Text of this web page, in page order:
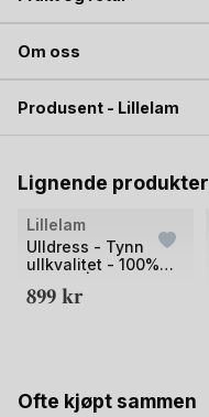
Om oss
Produsent - Lillelam
Lignende produkter
Lillelam
Ulldress - Tynn
ullkvalitet - 100%
Sparkedress Tynn
899 kr
Ofte kjøpt sammen